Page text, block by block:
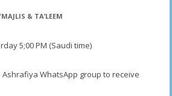
& TA’LEEM
5;00 PM (Saudi time)
WhatsApp group to receive